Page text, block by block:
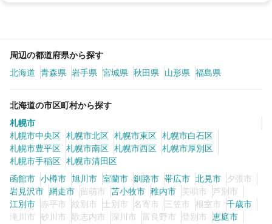
周辺の都道府県から探す
北海道
青森県 岩手県 宮城県 秋田県 山形県 福島県
北海道の市区町村から探す
札幌市
札幌市中央区 札幌市北区 札幌市東区 札幌市白石区
札幌市豊平区 札幌市南区 札幌市西区 札幌市厚別区
札幌市手稲区 札幌市清田区
函館市 小樽市 旭川市 室蘭市 釧路市 帯広市 北見市
夕張市
岩見沢市 網走市 留萌市 苫小牧市 稚内市 美唄市
芦別市
江別市
赤平市 紋別市 士別市 名寄市 三笠市 根室市
千歳市
滝川市
砂川市 歌志内市 深川市 富良野市 登別市
恵庭市